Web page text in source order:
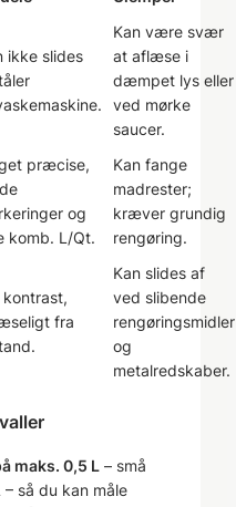
ikke slides
Kan være svær
at aflæse i
dæmpet lys eller
ved mørke
saucer.
præcise,
og
komb. L/Qt.
Kan fange
madrester;
kræver grundig
rengøring.
kontrast,
fra
Kan slides af
ved slibende
rengøringsmidler
og
metalredskaber.
maks. 0,5 L – små
så du kan måle